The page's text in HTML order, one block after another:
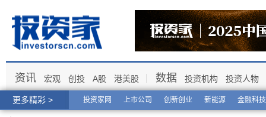
更多精彩 > 投资家网 上市公司 创新创业 新能源 金融科技
资讯 宏观 创投 A股 港美股 数据 投资机构 投资人物